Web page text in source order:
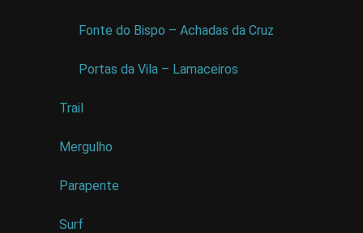
Fonte do Bispo – Achadas da Cruz
Portas da Vila – Lamaceiros
Trail
Mergulho
Parapente
Surf